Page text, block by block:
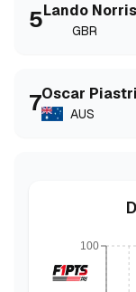
5Lando Norris
GBR
7Oscar Piastri
AUS
100